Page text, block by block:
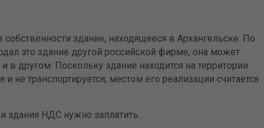
здание, находящееся в Архангельске. По
это здание другой российской фирме, она может
в другом. Поскольку здание находится на территории
не транспортируется, местом его реализации считается
здания НДС нужно заплатить..